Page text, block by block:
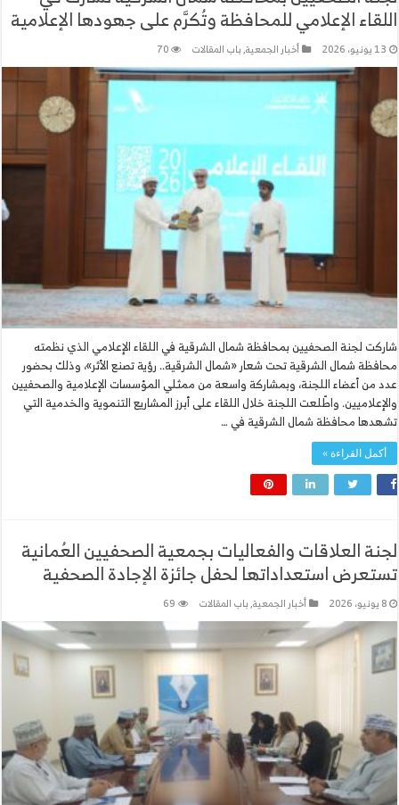
اللقاء الإعلامي للمحافظة وتُكرَّم على جهودها الإعلامية
13 يونيو، 2026 أخبار الجمعية,باب المقالات 70
شاركت لجنة الصحفيين بمحافظة شمال الشرقية في اللقاء الإعلامي الذي نظمته
محافظة شمال الشرقية تحت شعار «شمال الشرقية.. رؤية تصنع الأثر»، وذلك بحضور
عدد من أعضاء اللجنة، وبمشاركة واسعة من ممثلي المؤسسات الإعلامية والصحفيين
والإعلاميين. واطّلعت اللجنة خلال اللقاء على أبرز المشاريع التنموية والخدمية التي
تشهدها محافظة شمال الشرقية في …
أكمل القراءة »
لجنة العلاقات والفعاليات بجمعية الصحفيين العُمانية
تستعرض استعداداتها لحفل جائزة الإجادة الصحفية
8 يونيو، 2026 أخبار الجمعية,باب المقالات 69